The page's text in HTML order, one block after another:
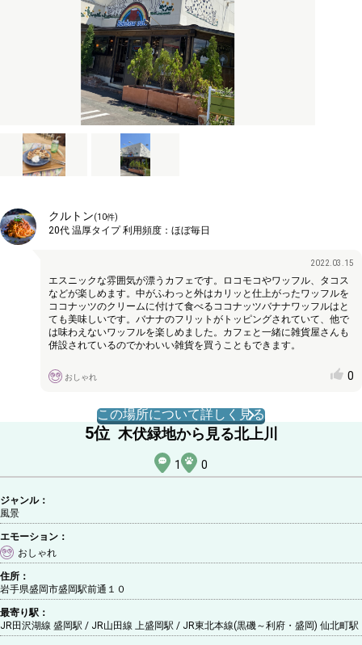
クルトン(10件)
20代 温厚タイプ利用頻度： ほぼ毎日
2022.03.15
エスニックな雰囲気が漂うカフェです。ロコモコやワッフル、タコス
などが楽しめます。中がふわっと外はカリッと仕上がったワッフルを
ココナッツのクリームに付けて食べるココナッツバナナワッフルはと
ても美味しいです。バナナのフリットがトッピングされていて、他で
は味わえないワッフルを楽しめました。カフェと一緒に雑貨屋さんも
併設されているのでかわいい雑貨を買うこともできます。
おしゃれ 0
この場所について詳しく見る
5位 木伏緑地から見る北上川
1 0
ジャンル：
風景
エモーション：
おしゃれ
住所：
岩手県盛岡市盛岡駅前通１０
最寄り駅：
JR田沢湖線 盛岡駅 / JR山田線 上盛岡駅 / JR東北本線(黒磯～利府・盛岡) 仙北町駅